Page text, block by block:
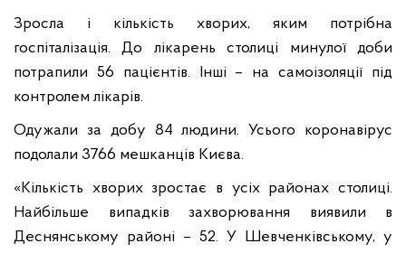
Зросла і кількість хворих, яким потрібна
госпіталізація. До лікарень столиці минулої доби
потрапили 56 пацієнтів. Інші – на самоізоляції під
контролем лікарів.
Одужали за добу 84 людини. Усього коронавірус
подолали 3766 мешканців Києва.
«Кількість хворих зростає в усіх районах столиці.
Найбільше випадків захворювання виявили в
Деснянському районі – 52. У Шевченківському, у